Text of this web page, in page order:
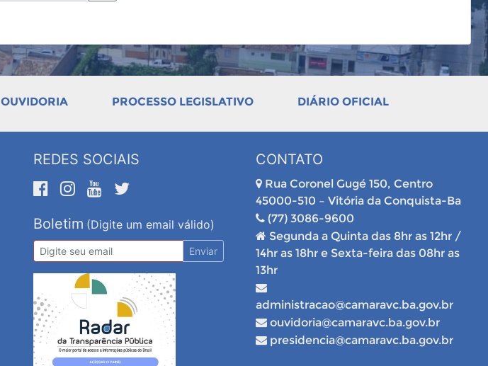
OUVIDORIA PROCESSO LEGISLATIVO DIÁRIO OFICIAL
REDES SOCIAIS
Boletim (Digite um email válido)
Enviar
CONTATO
Rua Coronel Gugé 150, Centro
45000-510 – Vitória da Conquista-Ba
(77) 3086-9600
Segunda a Quinta das 8hr as 12hr /
14hr as 18hr e Sexta-feira das 08hr as
13hr
administracao@camaravc.ba.gov.br
ouvidoria@camaravc.ba.gov.br
presidencia@camaravc.ba.gov.br